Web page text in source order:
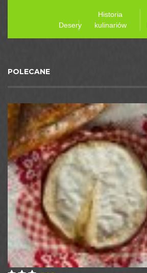
Desery
Historia
kulinariów
POLECANE